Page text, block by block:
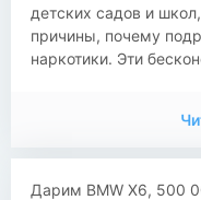
детских садов и
причины, почему
наркотики. Эти
Дарим BMW X6, 500